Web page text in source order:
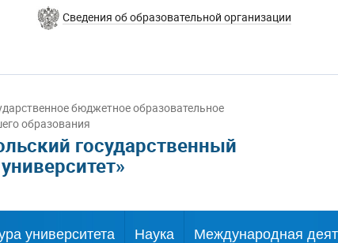
Сведения об образовательной организации
бюджетное образовательное
образования
государственный
университета Наука Международная